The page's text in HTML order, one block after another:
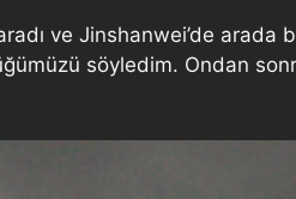
ve Jinshanwei’de
söyledim. Ondan